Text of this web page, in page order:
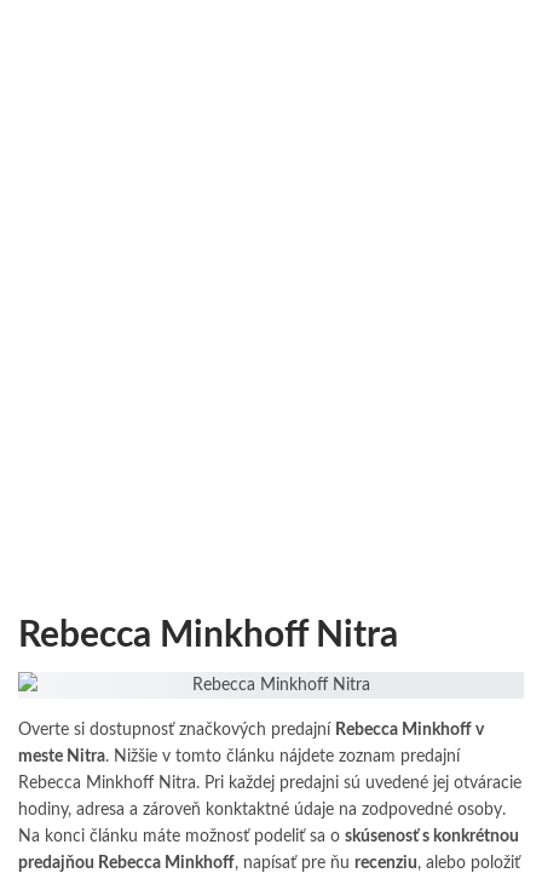
Rebecca Minkhoff Nitra
Overte si dostupnosť značkových predajní Rebecca Minkhoff v
meste Nitra. Nižšie v tomto článku nájdete zoznam predajní
Rebecca Minkhoff Nitra. Pri každej predajni sú uvedené jej otváracie
hodiny, adresa a zároveň konktaktné údaje na zodpovedné osoby.
Na konci článku máte možnosť podeliť sa o skúsenosť s konkrétnou
predajňou Rebecca Minkhoff, napísať pre ňu recenziu, alebo položiť